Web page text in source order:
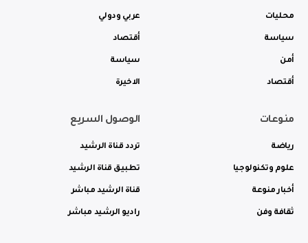
محليات
سياسة
أمن
أقتصاد
عربي ودولي
أقتصاد
سياسة
الاخيرة
منوعات
رياضة
علوم وتكنولوجيا
أخبار منوعة
ثقافة وفن
الوصول السريع
تردد قناة الرشيد
تطبيق قناة الرشيد
قناة الرشيد مباشر
راديو الرشيد مباشر